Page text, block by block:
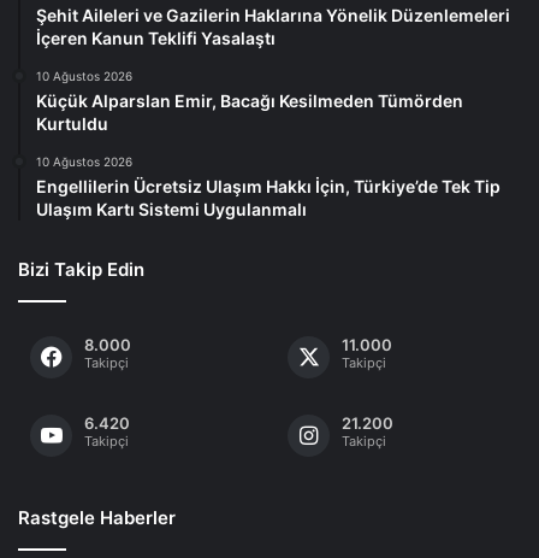
Şehit Aileleri ve Gazilerin Haklarına Yönelik Düzenlemeleri
İçeren Kanun Teklifi Yasalaştı
10 Ağustos 2026
Küçük Alparslan Emir, Bacağı Kesilmeden Tümörden
Kurtuldu
10 Ağustos 2026
Engellilerin Ücretsiz Ulaşım Hakkı İçin, Türkiye’de Tek Tip
Ulaşım Kartı Sistemi Uygulanmalı
Bizi Takip Edin
8.000
Takipçi
11.000
Takipçi
6.420
Takipçi
21.200
Takipçi
Rastgele Haberler